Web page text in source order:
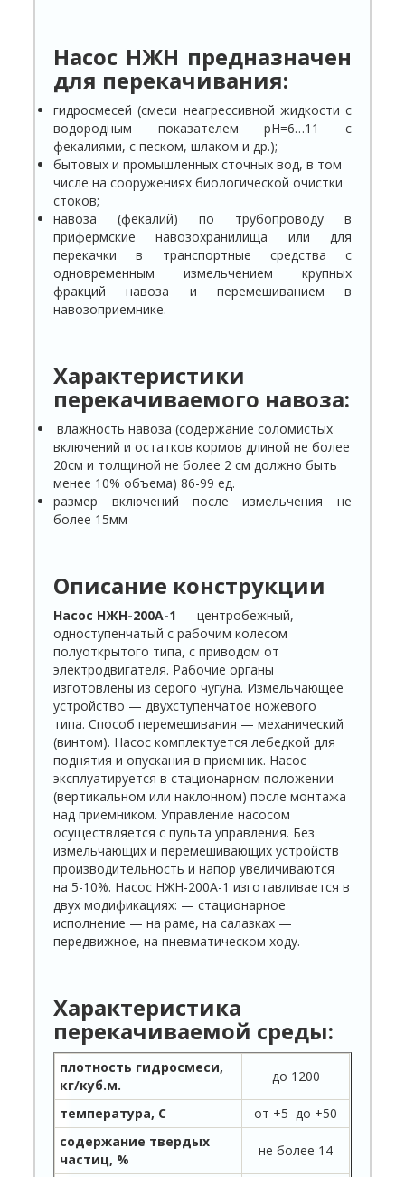
Насос НЖН предназначен
для перекачивания:
гидросмесей (смеси неагрессивной жидкости с
водородным показателем рН=6…11 с
фекалиями, с песком, шлаком и др.);
бытовых и промышленных сточных вод, в том
числе на сооружениях биологической очистки
стоков;
навоза (фекалий) по трубопроводу в
прифермские навозохранилища или для
перекачки в транспортные средства с
одновременным измельчением крупных
фракций навоза и перемешиванием в
навозоприемнике.
Характеристики
перекачиваемого навоза:
влажность навоза (содержание соломистых
включений и остатков кормов длиной не более
20см и толщиной не более 2 см должно быть
менее 10% объема) 86-99 ед.
размер включений после измельчения не
более 15мм
Описание конструкции
Насос НЖН-200А-1 — центробежный,
одноступенчатый с рабочим колесом
полуоткрытого типа, с приводом от
электродвигателя. Рабочие органы
изготовлены из серого чугуна. Измельчающее
устройство — двухступенчатое ножевого
типа. Способ перемешивания — механический
(винтом). Насос комплектуется лебедкой для
поднятия и опускания в приемник. Насос
эксплуатируется в стационарном положении
(вертикальном или наклонном) после монтажа
над приемником. Управление насосом
осуществляется с пульта управления. Без
измельчающих и перемешивающих устройств
производительность и напор увеличиваются
на 5-10%. Насос НЖН-200А-1 изготавливается в
двух модификациях: — стационарное
исполнение — на раме, на салазках —
передвижное, на пневматическом ходу.
Характеристика
перекачиваемой среды:
плотность гидросмеси,
кг/куб.м.
до 1200
температура, С
от +5 до +50
содержание твердых
частиц, %
не более 14